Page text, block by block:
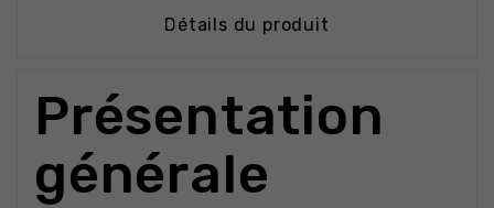
Détails du produit
Présentation
générale